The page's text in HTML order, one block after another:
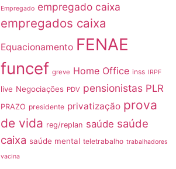
Empregado empregado caixa
empregados caixa
Equacionamento FENAE
funcef greve Home Office inss IRPF
live Negociações PDV pensionistas PLR
PRAZO presidente privatização prova
de vida reg/replan saúde saúde
caixa saúde mental teletrabalho trabalhadores
vacina